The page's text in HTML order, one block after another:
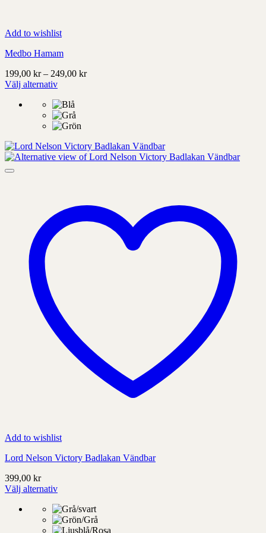
Add to wishlist
Medbo Hamam
199,00 kr – 249,00 krPrisintervall:
Välj alternativ
produkt
kan
väljas
på
Add to wishlist
Lord Nelson Victory Badlakan Vändbar
399,00 kr
Välj alternativ
produkt